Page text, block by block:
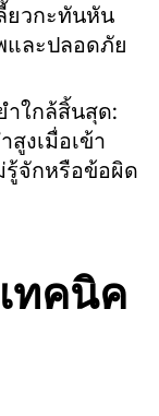
ยวกะทันหัน
และปลอดภัย
ำใกล้สิ้นสุด:
งเมื่อเข้า
รู้จักหรือข้อผิด
ทคนิค